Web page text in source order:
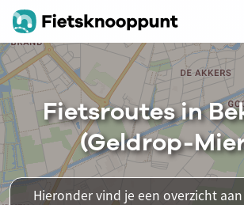
Fietsroutes in
(Geldrop-
Hieronder vind je een overzicht